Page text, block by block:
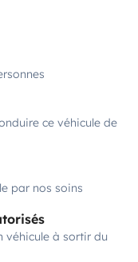
ce véhicule de
par nos soins
véhicule à sortir du